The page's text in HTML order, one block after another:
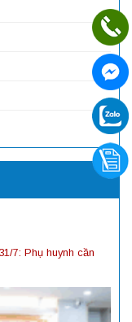
7: Phụ huynh cần